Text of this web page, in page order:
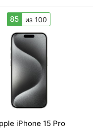
85 из 100
iPhone 15 Pro